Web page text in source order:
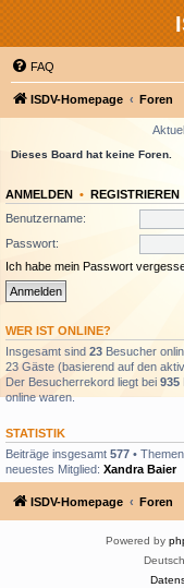
FAQ
ISDV-Homepage Foren
Dieses Board hat keine Foren.
ANMELDEN • REGISTRIEREN
Benutzername:
Passwort:
Ich habe mein Passwort
WER IST ONLINE?
Insgesamt sind 23 Besucher
23 Gäste (basierend auf den
Der Besucherrekord liegt bei 935
online waren.
STATISTIK
Beiträge insgesamt 577 •
neuestes Mitglied: Xandra Baier
ISDV-Homepage Foren
Powered by